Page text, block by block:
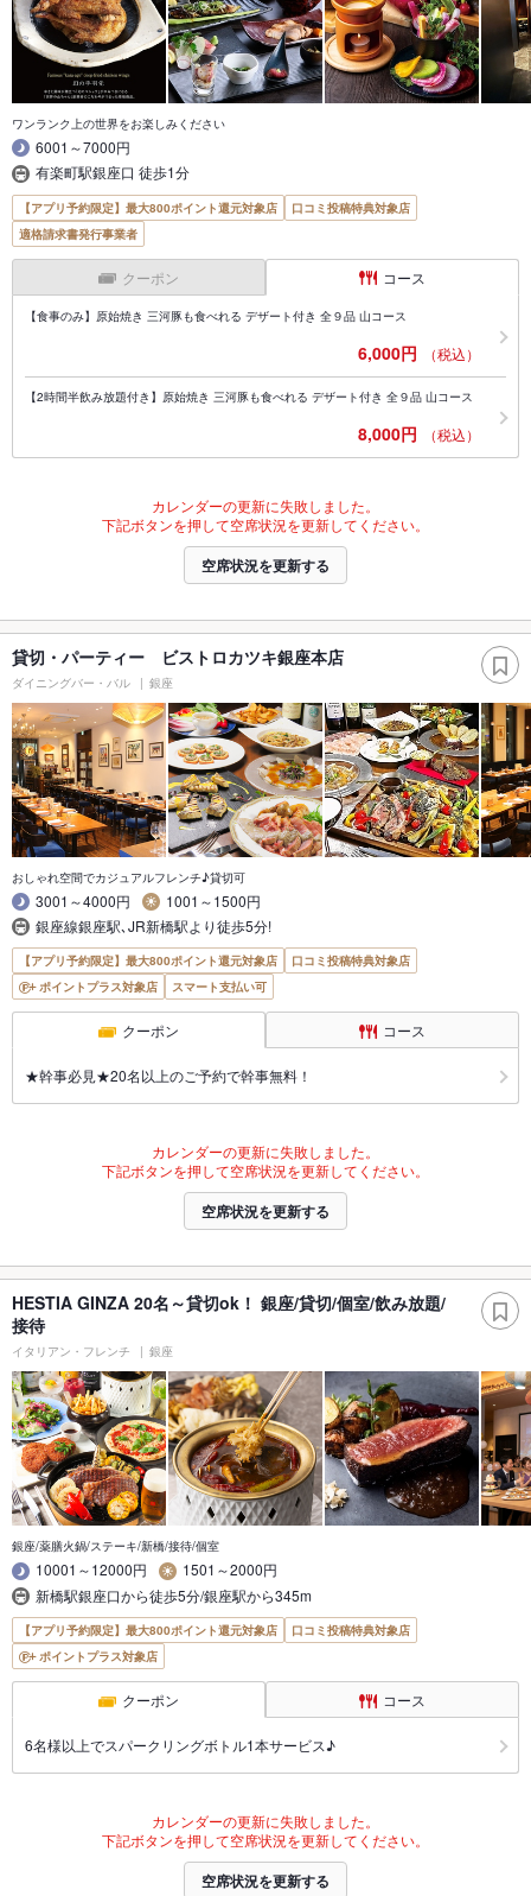
ワンランク上の世界をお楽しみください
6001～7000円
有楽町駅銀座口 徒歩1分
【アプリ予約限定】最大800ポイント還元対象店
口コミ投稿特典対象店
適格請求書発行事業者
クーポン コース
【食事のみ】原始焼き 三河豚も食べれる デザート付き 全９品 山コース
6,000円 （税込）
【2時間半飲み放題付き】原始焼き 三河豚も食べれる デザート付き 全９品 山コース
8,000円 （税込）
カレンダーの更新に失敗しました。
下記ボタンを押して空席状況を更新してください。
空席状況を更新する
貸切・パーティー ビストロカツキ銀座本店
ダイニングバー・バル 銀座
おしゃれ空間でカジュアルフレンチ♪貸切可
3001～4000円
1001～1500円
銀座線銀座駅､JR新橋駅より徒歩5分!
【アプリ予約限定】最大800ポイント還元対象店
口コミ投稿特典対象店
ポイントプラス対象店
スマート支払い可
クーポン コース
★幹事必見★20名以上のご予約で幹事無料！
カレンダーの更新に失敗しました。
下記ボタンを押して空席状況を更新してください。
空席状況を更新する
HESTIA GINZA 20名～貸切ok！ 銀座/貸切/個室/飲み放題/
接待
イタリアン・フレンチ 銀座
銀座/薬膳火鍋/ステーキ/新橋/接待/個室
10001～12000円
1501～2000円
新橋駅銀座口から徒歩5分/銀座駅から345m
【アプリ予約限定】最大800ポイント還元対象店
口コミ投稿特典対象店
ポイントプラス対象店
クーポン コース
6名様以上でスパークリングボトル1本サービス♪
カレンダーの更新に失敗しました。
下記ボタンを押して空席状況を更新してください。
空席状況を更新する